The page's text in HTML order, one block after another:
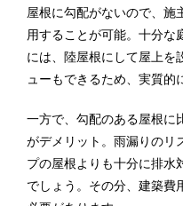
屋根に勾配がないので、施
用することが可能。十分な
には、陸屋根にして屋上を
ューもできるため、実質的
一方で、勾配のある屋根に
がデメリット。雨漏りのリ
プの屋根よりも十分に排水
でしょう。その分、建築費